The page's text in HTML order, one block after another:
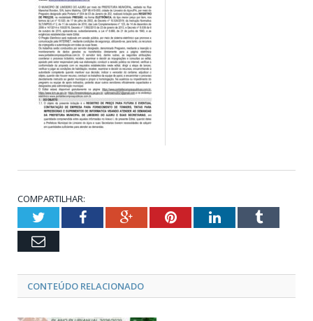
COMPARTILHAR:
TwitterFacebookGoogle+PinterestLinkedInTumblr
Email
CONTEÚDO RELACIONADO